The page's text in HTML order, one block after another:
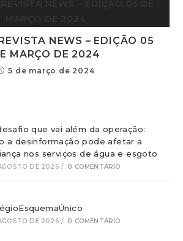
NEWS – EDIÇÃO 05
MARÇO DE 2024
5 de março de 2024
que vai além da operação:
a desinformação pode afetar a
nos serviços de água e esgoto
DE 2026 / 0 COMENTÁRIO
DE 2026 / 0 COMENTÁRIO